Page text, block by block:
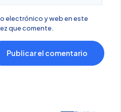
electrónico y web en este
que comente.